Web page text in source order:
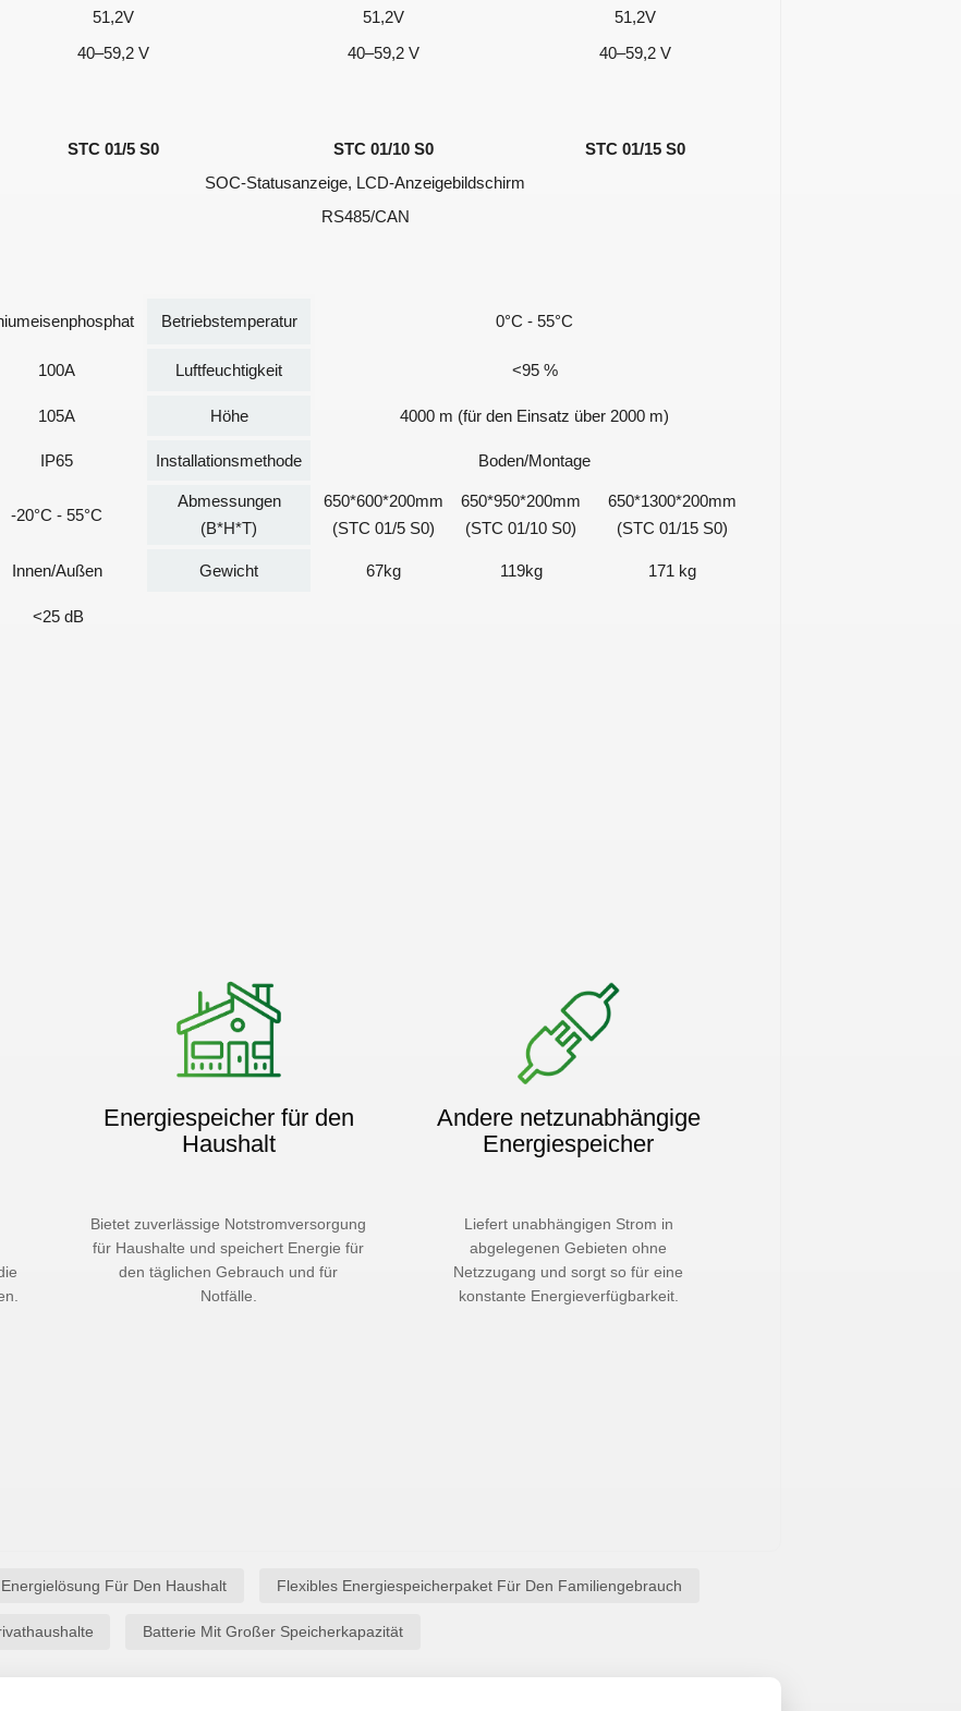
51,2V 51,2V
51,2V
40–59,2 V 40–59,2 V 40–59,2 V
STC 01/5 S0 STC 01/10 S0
STC 01/15 S0
SOC-Statusanzeige, LCD-Anzeigebildschirm
RS485/CAN
Betriebstemperatur 0°C - 55°C
100A Luftfeuchtigkeit <95 %
105A Höhe 4000 m (für den Einsatz über 2000 m)
IP65 Installationsmethode Boden/Montage
-20°C - 55°C
Abmessungen
(B*H*T)
650*600*200mm
(STC 01/5 S0)
650*950*200mm
(STC 01/10 S0)
650*1300*200mm
(STC 01/15 S0)
Innen/Außen Gewicht 67kg 119kg 171 kg
<25 dB
Energiespeicher für den
Haushalt
Bietet zuverlässige Notstromversorgung
für Haushalte und speichert Energie für
den täglichen Gebrauch und für
Notfälle.
Andere netzunabhängige
Energiespeicher
Liefert unabhängigen Strom in
abgelegenen Gebieten ohne
Netzzugang und sorgt so für eine
konstante Energieverfügbarkeit.
Für Den Haushalt Flexibles Energiespeicherpaket Für Den Familiengebrauch
Batterie Mit Großer Speicherkapazität